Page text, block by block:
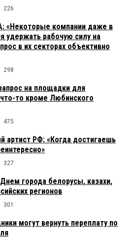
226
«Некоторые компании даже в
удержать рабочую силу на
в их секторах объективно
298
на площадки для
то кроме Любинского
475
артист РФ: «Когда достигаешь
327
города белорусы, казахи,
регионов
301
могут вернуть переплату по